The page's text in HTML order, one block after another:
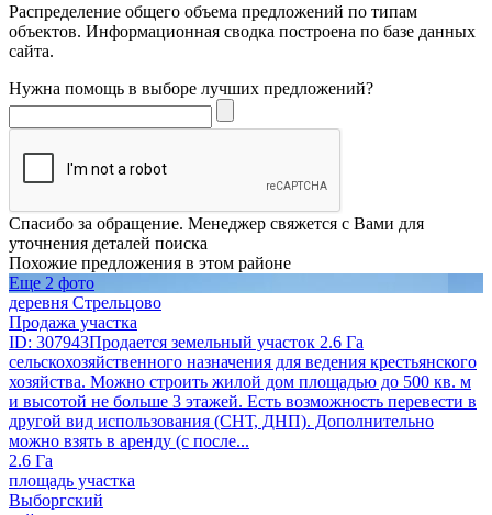
Распределение общего объема предложений по типам
объектов. Информационная сводка построена по базе данных
сайта.
Нужна помощь в выборе лучших предложений?
Спасибо за обращение. Менеджер свяжется с Вами для
уточнения деталей поиска
Похожие предложения в этом районе
Еще 2 фото
деревня Стрельцово
Продажа участка
ID: 307943Продается земельный участок 2.6 Га
сельскохозяйственного назначения для ведения крестьянского
хозяйства. Можно строить жилой дом площадью до 500 кв. м
и высотой не больше 3 этажей. Есть возможность перевести в
другой вид использования (СНТ, ДНП). Дополнительно
можно взять в аренду (с после...
2.6 Га
площадь участка
Выборгский